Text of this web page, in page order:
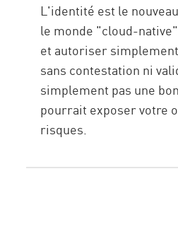
L'identité est le
le monde "cloud-
et autoriser
sans contestation ni
simplement pas une
pourrait exposer votre
risques.